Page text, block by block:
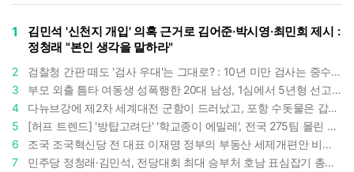
1
김민석 '신천지 개입' 의혹 근거로 김어준·박시영·최민희 제시 :
정청래 "본인 생각을 말하라"
2
검찰청 간판 떼도 '검사 우대'는 그대로? : 10년 미만 검사는 중수청 4급 수사관으로 직행한다
3
부모 외출 틈타 여동생 성폭행한 20대 남성, 1심에서 5년형 선고 : 친족 간 '암수범죄'의 심각성
4
다뉴브강에 제2차 세계대전 군함이 드러났고, 포항 수돗물은 갑자기 짜졌다 : 폭염·가뭄이 만든 낯선 풍경
5
[허프 트렌드] '방탑고려단' '학교종이 에밀레', 전국 275팀 몰린 2026년 국립중앙박물관 분장대회 : 숨은 실력자들 나온다
6
조국 조국혁신당 전 대표 이재명 정부의 부동산 세제개편안 비판했다 : '공공주택 대전환' 촉구
7
민주당 정청래·김민석, 전당대회 최대 승부처 호남 표심잡기 총력 : 격차 10%p 안이냐, 밖이냐